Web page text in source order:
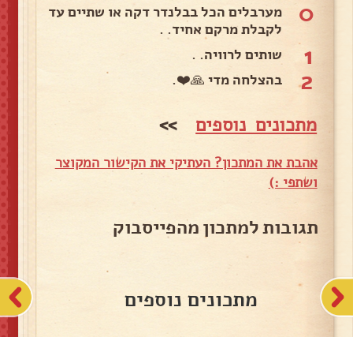
0
מערבלים הכל בבלנדר דקה או שתיים עד
לקבלת מרקם אחיד. .
1 שותים לרוויה. .
2 בהצלחה מדי 🙏❤️.
מתכונים נוספים >>
אהבת את המתכון? העתיקי את הקישור המקוצר
ושתפי :)
תגובות למתכון מהפייסבוק
מתכונים נוספים